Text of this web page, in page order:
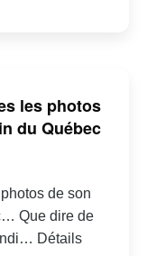
les photos
du Québec
de son
Que dire de
Détails